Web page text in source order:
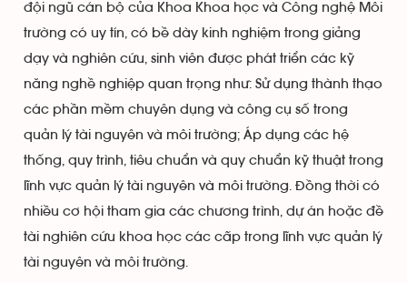
đội ngũ cán bộ của Khoa Khoa học và Công nghệ Môi
trường có uy tín, có bề dày kinh nghiệm trong giảng
dạy và nghiên cứu, sinh viên được phát triển các kỹ
năng nghề nghiệp quan trọng như: Sử dụng thành thạo
các phần mềm chuyên dụng và công cụ số trong
quản lý tài nguyên và môi trường; Áp dụng các hệ
thống, quy trình, tiêu chuẩn và quy chuẩn kỹ thuật trong
lĩnh vực quản lý tài nguyên và môi trường. Đồng thời có
nhiều cơ hội tham gia các chương trình, dự án hoặc đề
tài nghiên cứu khoa học các cấp trong lĩnh vực quản lý
tài nguyên và môi trường.